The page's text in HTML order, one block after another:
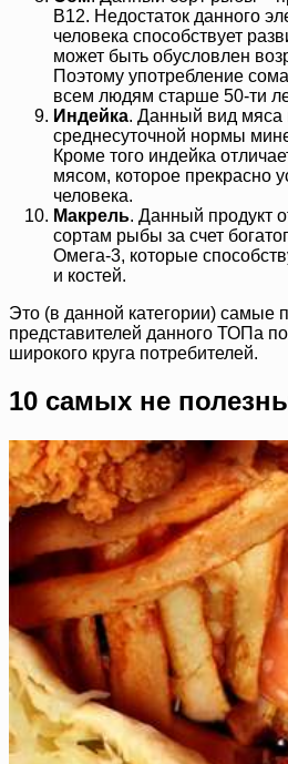
В12. Недостаток данного
человека способствует
может быть обусловлен
Поэтому употребление
всем людям старше 50-ти
Индейка. Данный вид мяса
среднесуточной нормы
Кроме того индейка
мясом, которое прекрасно
человека.
Макрель. Данный продукт
сортам рыбы за счет
Омега-3, которые
и костей.
Это (в данной категории) самые
представителей данного ТОПа
широкого круга потребителей.
10 самых не